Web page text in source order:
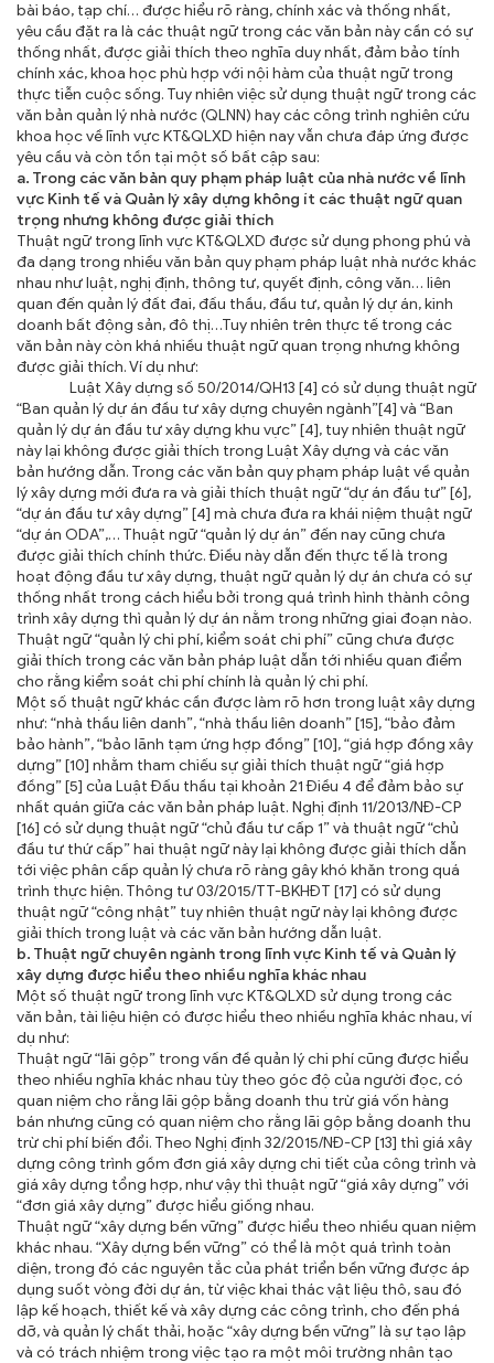
bài báo, tạp chí… được hiểu rõ ràng, chính xác và thống nhất,
yêu cầu đặt ra là các thuật ngữ trong các văn bản này cần có sự
thống nhất, được giải thích theo nghĩa duy nhất, đảm bảo tính
chính xác, khoa học phù hợp với nội hàm của thuật ngữ trong
thực tiễn cuộc sống. Tuy nhiên việc sử dụng thuật ngữ trong các
văn bản quản lý nhà nước (QLNN) hay các công trình nghiên cứu
khoa học về lĩnh vực KT&QLXD hiện nay vẫn chưa đáp ứng được
yêu cầu và còn tồn tại một số bất cập sau:
a. Trong các văn bản quy phạm pháp luật của nhà nước về lĩnh
vực Kinh tế và Quản lý xây dựng không ít các thuật ngữ quan
trọng nhưng không được giải thích
Thuật ngữ trong lĩnh vực KT&QLXD được sử dụng phong phú và
đa dạng trong nhiều văn bản quy phạm pháp luật nhà nước khác
nhau như luật, nghị định, thông tư, quyết định, công văn… liên
quan đến quản lý đất đai, đấu thầu, đầu tư, quản lý dự án, kinh
doanh bất động sản, đô thị…Tuy nhiên trên thực tế trong các
văn bản này còn khá nhiều thuật ngữ quan trọng nhưng không
được giải thích. Ví dụ như:
Luật Xây dựng số 50/2014/QH13 [4] có sử dụng thuật ngữ
“Ban quản lý dự án đầu tư xây dựng chuyên ngành”[4] và “Ban
quản lý dự án đầu tư xây dựng khu vực” [4], tuy nhiên thuật ngữ
này lại không được giải thích trong Luật Xây dựng và các văn
bản hướng dẫn. Trong các văn bản quy phạm pháp luật về quản
lý xây dựng mới đưa ra và giải thích thuật ngữ “dự án đầu tư” [6],
“dự án đầu tư xây dựng” [4] mà chưa đưa ra khái niệm thuật ngữ
“dự án ODA”,… Thuật ngữ “quản lý dự án” đến nay cũng chưa
được giải thích chính thức. Điều này dẫn đến thực tế là trong
hoạt động đầu tư xây dựng, thuật ngữ quản lý dự án chưa có sự
thống nhất trong cách hiểu bởi trong quá trình hình thành công
trình xây dựng thì quản lý dự án nằm trong những giai đoạn nào.
Thuật ngữ “quản lý chi phí, kiểm soát chi phí” cũng chưa được
giải thích trong các văn bản pháp luật dẫn tới nhiều quan điểm
cho rằng kiểm soát chi phí chính là quản lý chi phí.
Một số thuật ngữ khác cần được làm rõ hơn trong luật xây dựng
như: “nhà thầu liên danh”, “nhà thầu liên doanh” [15], “bảo đảm
bảo hành”, “bảo lãnh tạm ứng hợp đồng” [10], “giá hợp đồng xây
dựng” [10] nhằm tham chiếu sự giải thích thuật ngữ “giá hợp
đồng” [5] của Luật Đấu thầu tại khoản 21 Điều 4 để đảm bảo sự
nhất quán giữa các văn bản pháp luật. Nghị định 11/2013/NĐ-CP
[16] có sử dụng thuật ngữ “chủ đầu tư cấp 1” và thuật ngữ “chủ
đầu tư thứ cấp” hai thuật ngữ này lại không được giải thích dẫn
tới việc phân cấp quản lý chưa rõ ràng gây khó khăn trong quá
trình thực hiện. Thông tư 03/2015/TT-BKHĐT [17] có sử dụng
thuật ngữ “công nhật” tuy nhiên thuật ngữ này lại không được
giải thích trong luật và các văn bản hướng dẫn luật.
b. Thuật ngữ chuyên ngành trong lĩnh vực Kinh tế và Quản lý
xây dựng được hiểu theo nhiều nghĩa khác nhau
Một số thuật ngữ trong lĩnh vực KT&QLXD sử dụng trong các
văn bản, tài liệu hiện có được hiểu theo nhiều nghĩa khác nhau, ví
dụ như:
Thuật ngữ “lãi gộp” trong vấn đề quản lý chi phí cũng được hiểu
theo nhiều nghĩa khác nhau tùy theo góc độ của người đọc, có
quan niệm cho rằng lãi gộp bằng doanh thu trừ giá vốn hàng
bán nhưng cũng có quan niệm cho rằng lãi gộp bằng doanh thu
trừ chi phí biến đổi. Theo Nghị định 32/2015/NĐ-CP [13] thì giá xây
dựng công trình gồm đơn giá xây dựng chi tiết của công trình và
giá xây dựng tổng hợp, như vậy thì thuật ngữ “giá xây dựng” với
“đơn giá xây dựng” được hiểu giống nhau.
Thuật ngữ “xây dựng bền vững” được hiểu theo nhiều quan niệm
khác nhau. “Xây dựng bền vững” có thể là một quá trình toàn
diện, trong đó các nguyên tắc của phát triển bền vững được áp
dụng suốt vòng đời dự án, từ việc khai thác vật liệu thô, sau đó
lập kế hoạch, thiết kế và xây dựng các công trình, cho đến phá
dỡ, và quản lý chất thải, hoặc “xây dựng bền vững” là sự tạo lập
và có trách nhiệm trong việc tạo ra một môi trường nhân tạo